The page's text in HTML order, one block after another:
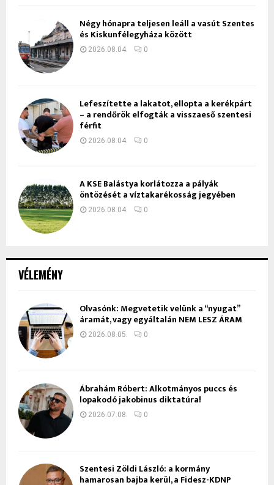
VÉLEMÉNY
Olvasónk: Megvetetik velünk a “nyugat”
áramát, vagy egyáltalán NEM LESZ ÁRAM
2026.08.05. 0
Ábrahám Róbert: Alkotmányos puccs és
lopakodó jakobinus diktatúra!
2026.07.08. 0
Szentesi Zöldi László: a kormány
hamarosan bajba kerül, a Fidesz-KDNP
Négy hónapra teljesen leáll a vasút Szentes
és Kiskunfélegyháza között
2026.08.04. 0
Lefeszítette a lakatot, ellopta a kerékpárt
– a rendőrök elfogták a visszaeső szentesi
férfit
2026.08.04. 0
A KSE Balástya korlátozza a pályák
öntözését a víztakarékosság jegyében
2026.08.04. 0